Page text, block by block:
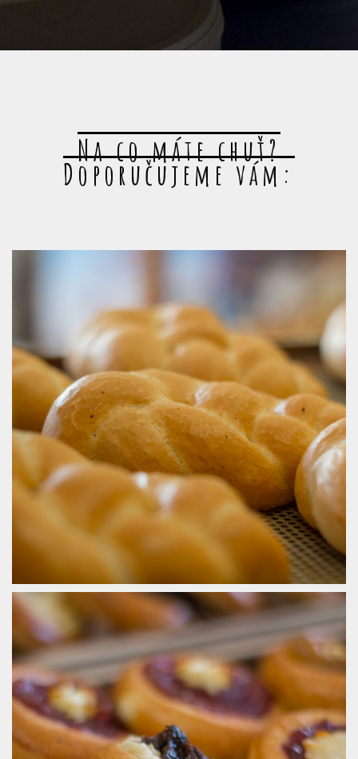
Na co máte chuť?
Doporučujeme vám: